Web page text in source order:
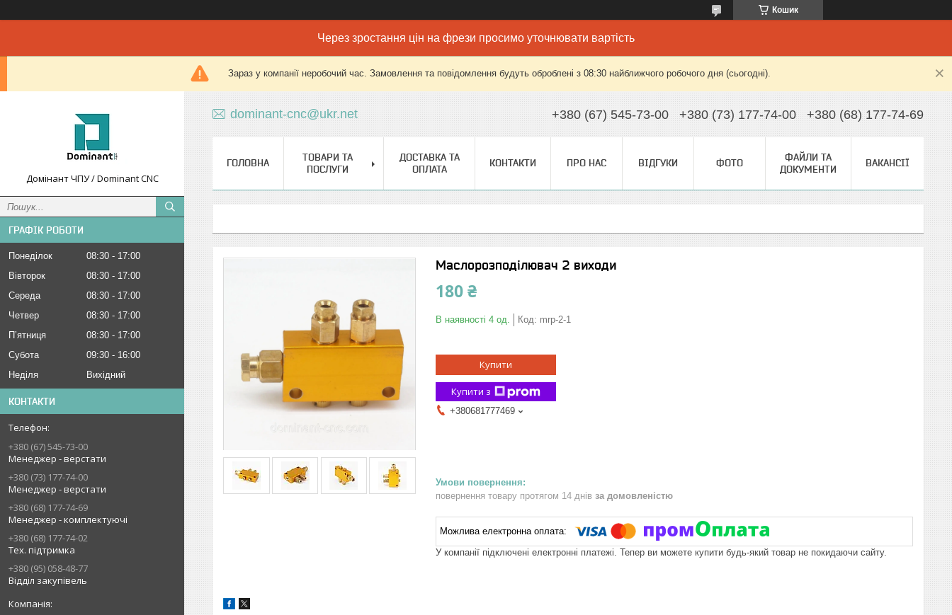
Кошик
Через зростання цін на фрези просимо уточнювати вартість
Зараз у компанії неробочий час. Замовлення та повідомлення будуть оброблені з 08:30 найближчого робочого дня (сьогодні).
Домінант ЧПУ / Dominant CNC
ГРАФІК РОБОТИ
Понеділок 08:30
17:00
Вівторок
08:30
17:00
Середа
08:30
17:00
Четвер
08:30
17:00
Пʼятниця
08:30
17:00
Субота
09:30
16:00
Неділя
Вихідний
КОНТАКТИ
+380 (67) 545-73-00
Менеджер - верстати
+380 (73) 177-74-00
Менеджер - верстати
+380 (68) 177-74-69
Менеджер - комплектуючі
+380 (68) 177-74-02
Тех. підтримка
+380 (95) 058-48-77
Відділ закупівель
dominant-cnc@ukr.net +380 (67) 545-73-00 +380 (73) 177-74-00 +380 (68) 177-74-69
ГОЛОВНА
ТОВАРИ ТА
ПОСЛУГИ
ДОСТАВКА ТА
ОПЛАТА
КОНТАКТИ ПРО НАС ВІДГУКИ ФОТО
ФАЙЛИ ТА
ДОКУМЕНТИ
ВАКАНСІЇ
Маслорозподілювач 2 виходи
180 ₴
В наявності 4 од. Код: mrp-2-1
Купити
Купити з
+380681777469
повернення товару протягом 14 днів за домовленістю
У компанії підключені електронні платежі. Тепер ви можете купити будь-який товар не покидаючи сайту.